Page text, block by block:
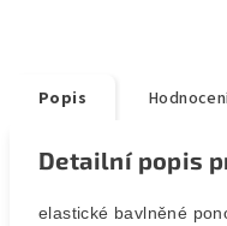
Popis
Detailní popis
elastické bavlněné